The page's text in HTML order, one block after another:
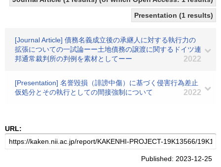
Presentation (1 results)
[Journal Article] 債務名義成立後の承継人に対する執行力の
拡張についての一試論ーー土地債務の譲渡に関するドイツ連
邦通常裁判所の判例を素材としてーー
2022
[Presentation] 名誉毀損（誹謗中傷）に基づく侵害行為差止
仮処分とその執行としての間接強制について
2022
URL:
Published: 2023-12-25